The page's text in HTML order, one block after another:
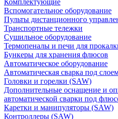
Комплектующие
Вспомогательное оборудование
Пульты дистанционного
Транспортные тележки
Сушильное оборудование
Термопеналы и печи для
Бункеры для хранения флюсов
Автоматическое оборудование
Автоматическая сварка под
Головки и горелки (SAW)
Дополнительные оснащение и
автоматической сварки под
Каретки и манипуляторы (SAW)
Контроллеры (SAW)